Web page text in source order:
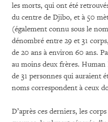
les morts, qui ont été
du centre de Djibo, et à 50
(également connu sous le
dénombré entre 29 et 31
de 20 ans à environ 60 ans.
au moins deux frères.
de 31 personnes qui auraient
noms correspondent à ceux
D’après ces derniers, les